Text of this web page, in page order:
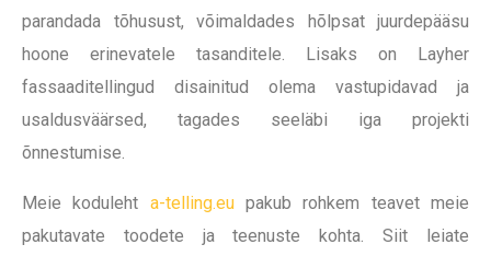
parandada tõhusust, võimaldades hõlpsat juurdepääsu
hoone erinevatele tasanditele. Lisaks on Layher
fassaaditellingud disainitud olema vastupidavad ja
usaldusväärsed, tagades seeläbi iga projekti
õnnestumise.
Meie koduleht a-telling.eupakub rohkem teavet meie
pakutavate toodete ja teenuste kohta. Siit leiate